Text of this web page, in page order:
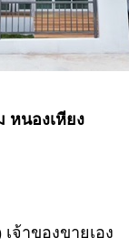
หนองเหียง
จ้าของขายเอง